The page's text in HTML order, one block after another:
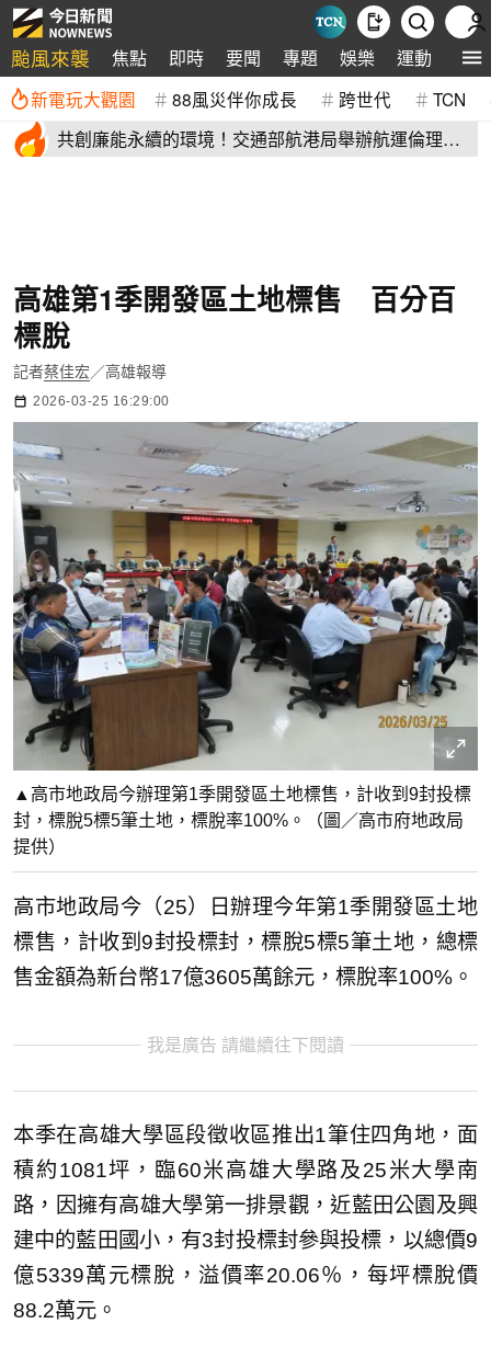
颱風來襲 焦點 即時 要聞 專題 娛樂 運動 全球
新電玩大觀園 88風災伴你成長 跨世代 TCN
共創廉能永續的環境！交通部航港局舉辦航運倫理與
高雄第1季開發區土地標售 百分百
標脫
記者蔡佳宏／高雄報導
2026-03-25 16:29:00
▲高市地政局今辦理第1季開發區土地標售，計收到9封投標
封，標脫5標5筆土地，標脫率100%。（圖／高市府地政局
提供）
高市地政局今（25）日辦理今年第1季開發區土地
標售，計收到9封投標封，標脫5標5筆土地，總標
售金額為新台幣17億3605萬餘元，標脫率100%。
我是廣告 請繼續往下閱讀
本季在高雄大學區段徵收區推出1筆住四角地，面
積約1081坪，臨60米高雄大學路及25米大學南
路，因擁有高雄大學第一排景觀，近藍田公園及興
建中的藍田國小，有3封投標封參與投標，以總價9
億5339萬元標脫，溢價率20.06％，每坪標脫價
88.2萬元。